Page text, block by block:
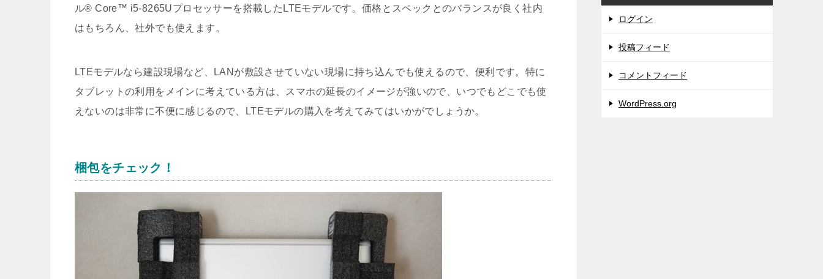
ル® Core™ i5-8265Uプロセッサーを搭載したLTEモデルです。価格とスペックとのバランスが良く社内
はもちろん、社外でも使えます。
LTEモデルなら建設現場など、LANが敷設させていない現場に持ち込んでも使えるので、便利です。特に
タブレットの利用をメインに考えている方は、スマホの延長のイメージが強いので、いつでもどこでも使
えないのは非常に不便に感じるので、LTEモデルの購入を考えてみてはいかがでしょうか。
梱包をチェック！
ログイン
投稿フィード
コメントフィード
WordPress.org